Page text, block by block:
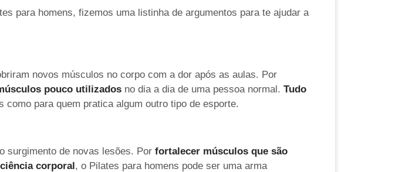
para homens, fizemos uma listinha de argumentos para te ajudar a
novos músculos no corpo com a dor após as aulas. Por
pouco utilizados no dia a dia de uma pessoa normal. Tudo
como para quem pratica algum outro tipo de esporte.
surgimento de novas lesões. Por fortalecer músculos que são
corporal, o Pilates para homens pode ser uma arma